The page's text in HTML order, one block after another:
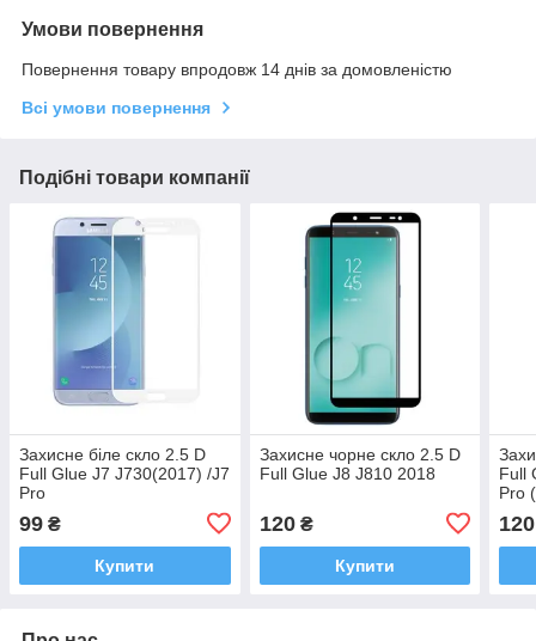
Умови повернення
Повернення товару впродовж 14 днів за домовленістю
Всі умови повернення
Подібні товари компанії
Захисне біле скло 2.5 D
Full Glue J7 J730(2017) /J7
Pro
99 ₴
Купити
Захисне чорне скло 2.5 D
Full Glue J8 J810 2018
120₴
Купити
Full
Pro
120